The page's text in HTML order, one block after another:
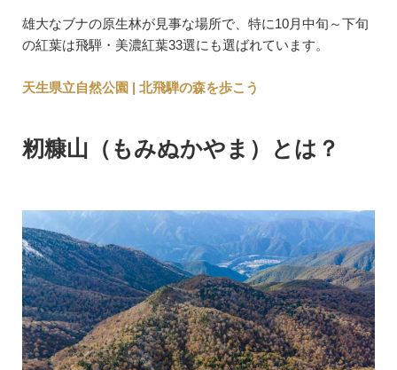
雄大なブナの原生林が見事な場所で、特に10月中旬～下旬
の紅葉は飛騨・美濃紅葉33選にも選ばれています。
天生県立自然公園 | 北飛騨の森を歩こう
籾糠山（もみぬかやま）とは？